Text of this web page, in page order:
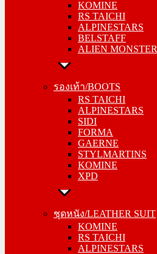
KOMINE
RS TAICHI
ALPINESTARS
BELSTAFF
ALIEN MONSTER
รองเท้า/BOOTS
RS TAICHI
ALPINESTARS
SIDI
FORMA
GAERNE
STYLMARTINS
KOMINE
XPD
ชุดหนัง/LEATHER SUIT
KOMINE
RS TAICHI
ALPINESTARS
ALPINESTARS
BELSTAFF
ALIEN MONSTER
รองเท้า/BOOTS
ALPINESTARS
SIDI
FORMA
GAERNE
STYLMARTINS
KOMINE
XPD
ชุดหนัง/LEATHER SUIT
RS TAICHI
ALPINESTARS